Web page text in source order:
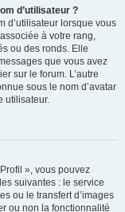
d’utilisateur ?
d’utilisateur lorsque vous
à votre rang,
ou des ronds. Elle
que vous avez
sur le forum. L’autre
sous le nom d’avatar
utilisateur.
», vous pouvez
suivantes : le service
ou le transfert d’images
ou non la fonctionnalité